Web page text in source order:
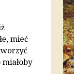
mieć